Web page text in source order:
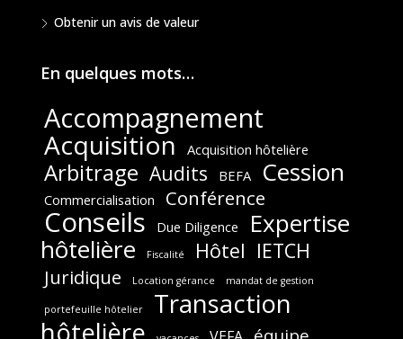
Obtenir un avis de valeur
En quelques mots…
Accompagnement
Acquisition Acquisition hôtelière
Arbitrage Audits BEFA Cession
Commercialisation Conférence
Conseils Due Diligence
Expertise
hôtelière
Fiscalité Hôtel IETCH
Juridique Location gérance mandat de gestion
portefeuille hôtelier
Transaction
hôtelière